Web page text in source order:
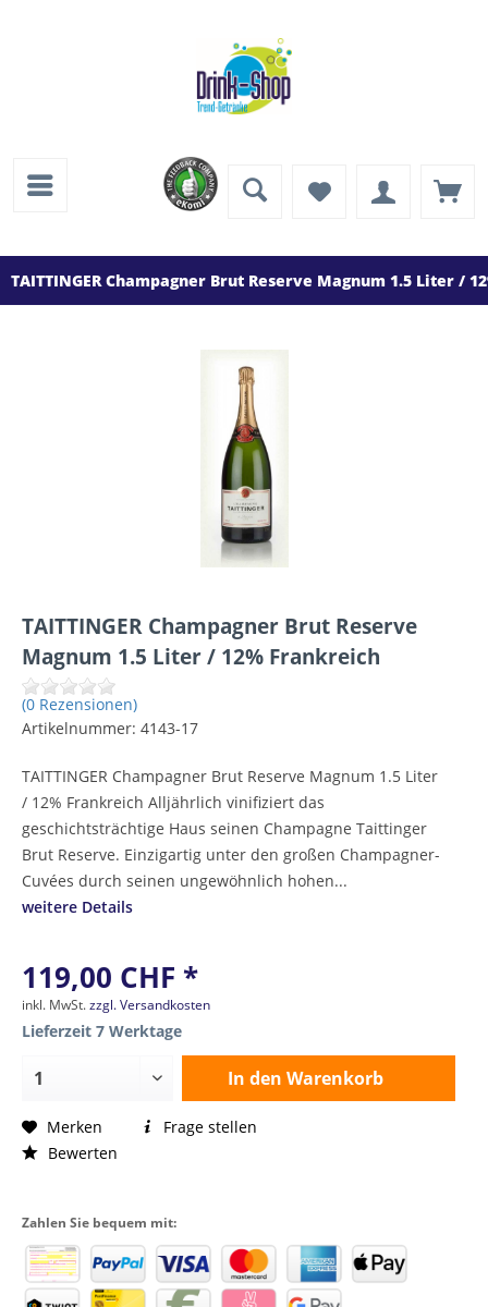
TAITTINGER Champagner Brut Reserve Magnum 1.5 Liter /
TAITTINGER Champagner Brut Reserve
Magnum 1.5 Liter / 12% Frankreich
(0 Rezensionen)
Artikelnummer: 4143-17
TAITTINGER Champagner Brut Reserve Magnum 1.5 Liter
/ 12% Frankreich Alljährlich vinifiziert das
geschichtsträchtige Haus seinen Champagne Taittinger
Brut Reserve. Einzigartig unter den großen Champagner-
Cuvées durch seinen ungewöhnlich hohen...
weitere Details
119,00 CHF *
inkl. MwSt.zzgl. Versandkosten
Lieferzeit 7 Werktage
In den Warenkorb
Merken
Bewerten
Frage stellen
Zahlen Sie bequem mit: